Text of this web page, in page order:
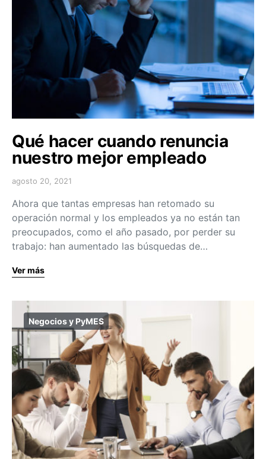
Qué hacer cuando renuncia
nuestro mejor empleado
agosto 20, 2021
Ahora que tantas empresas han retomado su
operación normal y los empleados ya no están tan
preocupados, como el año pasado, por perder su
trabajo: han aumentado las búsquedas de…
Ver más
Negocios y PyMES